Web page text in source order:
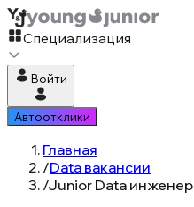
Специализация
Войти
Автоотклики
Главная
/Data вакансии
/Junior Data инженер